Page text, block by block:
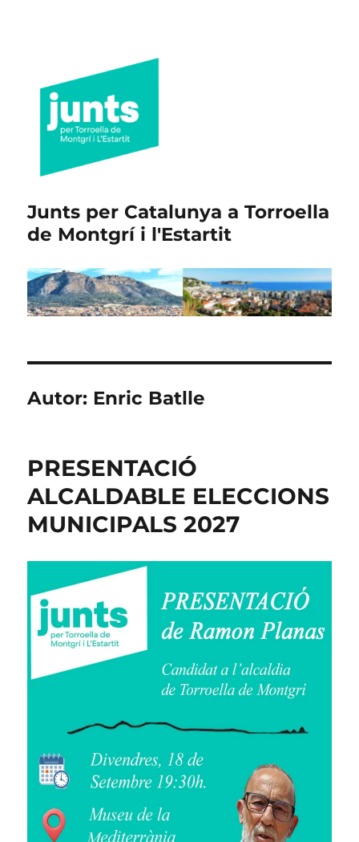
Junts per Catalunya a Torroella
de Montgrí i l'Estartit
Autor: Enric Batlle
PRESENTACIÓ
ALCALDABLE ELECCIONS
MUNICIPALS 2027